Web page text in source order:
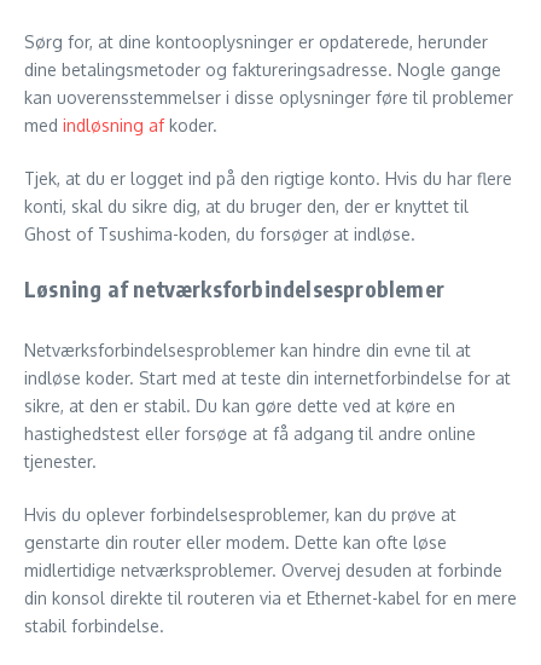
Sørg for, at dine kontooplysninger er opdaterede, herunder
dine betalingsmetoder og faktureringsadresse. Nogle gange
kan uoverensstemmelser i disse oplysninger føre til problemer
med indløsning afkoder.
Tjek, at du er logget ind på den rigtige konto. Hvis du har flere
konti, skal du sikre dig, at du bruger den, der er knyttet til
Ghost of Tsushima-koden, du forsøger at indløse.
Løsning af netværksforbindelsesproblemer
Netværksforbindelsesproblemer kan hindre din evne til at
indløse koder. Start med at teste din internetforbindelse for at
sikre, at den er stabil. Du kan gøre dette ved at køre en
hastighedstest eller forsøge at få adgang til andre online
tjenester.
Hvis du oplever forbindelsesproblemer, kan du prøve at
genstarte din router eller modem. Dette kan ofte løse
midlertidige netværksproblemer. Overvej desuden at forbinde
din konsol direkte til routeren via et Ethernet-kabel for en mere
stabil forbindelse.